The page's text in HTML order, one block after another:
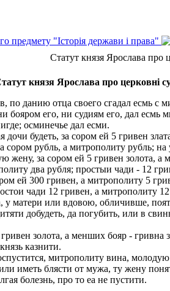
предмету "Історія держави і права"
Статут князя Ярослава про
князя Ярослава про церковні
данию отца своего сгадал есмь
бояром его, ни судиям его, дал
осминечье дал есми.
будеть, за сором ей 5 гривен
сором рубль, а митрополиту рубль;
за сором ей 5 гривен золота, а
два рубля; простыи чади - 12
ей 300 гривен, а митрополиту 5
чади 12 гривен, а митрополиту 12
у матери или вдовою, обличивше,
добудеть, да погубить, или в
золота, а менших бояр -
казнити.
митрополиту вина,
иметь блясти от мужа, ту жену
болезнь, про то еа не пустити.